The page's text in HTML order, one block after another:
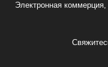
Электронная